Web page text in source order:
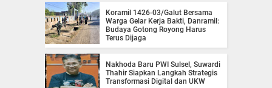
Koramil 1426-03/Galut Bersama
Warga Gelar Kerja Bakti, Danramil:
Budaya Gotong Royong Harus
Terus Dijaga
Nakhoda Baru PWI Sulsel, Suwardi
Thahir Siapkan Langkah Strategis
Transformasi Digital dan UKW